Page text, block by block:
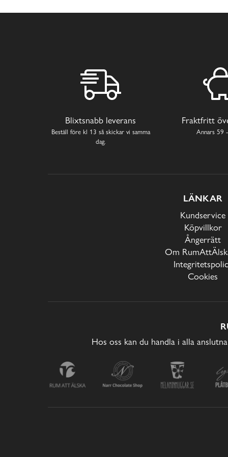
Blixtsnabb leverans
Beställ före kl 13 så skickar vi samma
dag.
Fraktfritt
Annars 59
LÄNKAR
Kundservice
Köpvillkor
Ångerrätt
Om
Cookies
Hos oss kan du handla i alla